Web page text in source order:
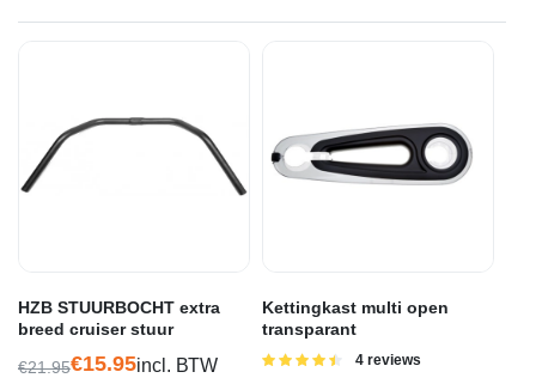
HZB STUURBOCHT extra
breed cruiser stuur
€21.95€15.95incl. BTW
Kettingkast multi open
transparant
Gewaardeerd
4 reviews